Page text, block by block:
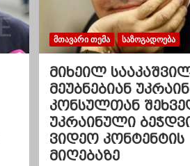
ᲛᲗᲐᲕᲐᲠᲘ ᲗᲔᲛᲐ ᲡᲐᲖᲝᲒᲐᲓᲝᲔᲑᲐ
მიხეილ
მეუბნებიან
კონსულთან
უკრაინული
ვიდეო კონტენტის
მიღებაზე